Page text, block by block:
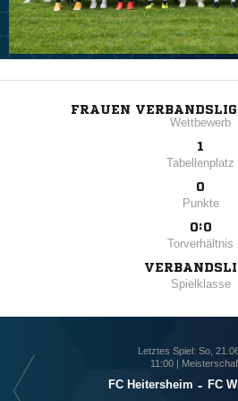
FRAUEN
Wettbewerb
1
Tabellenplatz
0
Punkte
0:0
Torverhältnis
Spielklasse
Letztes Spiel: So,
11:00 |
FC Heitersheim - FC